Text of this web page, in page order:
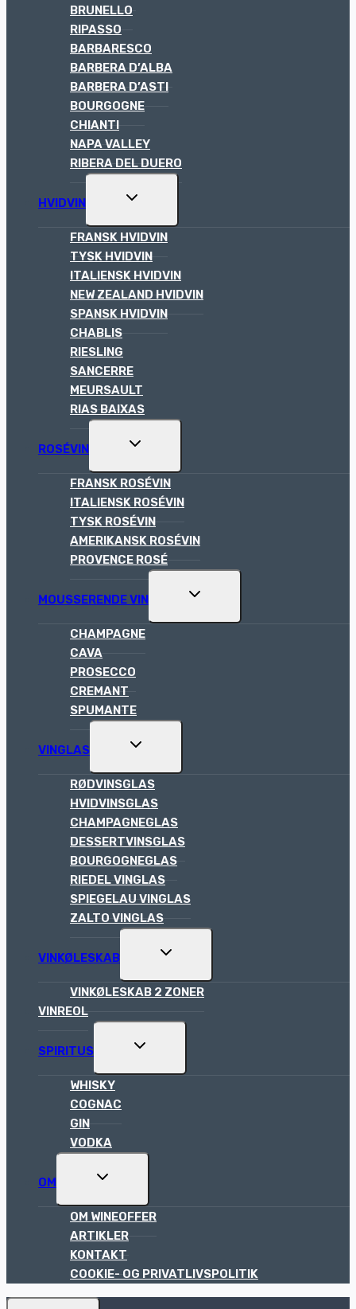
BRUNELLO
RIPASSO
BARBARESCO
BARBERA D’ALBA
BARBERA D’ASTI
BOURGOGNE
CHIANTI
NAPA VALLEY
RIBERA DEL DUERO
HVIDVIN
TOGGLE
MENU
FRANSK HVIDVIN
TYSK HVIDVIN
ITALIENSK HVIDVIN
NEW ZEALAND HVIDVIN
SPANSK HVIDVIN
CHABLIS
RIESLING
SANCERRE
MEURSAULT
RIAS BAIXAS
ROSÉVIN
TOGGLE
MENU
FRANSK ROSÉVIN
ITALIENSK ROSÉVIN
TYSK ROSÉVIN
AMERIKANSK ROSÉVIN
PROVENCE ROSÉ
MOUSSERENDE VIN
TOGGLE
MENU
CHAMPAGNE
CAVA
PROSECCO
CREMANT
SPUMANTE
VINGLAS
TOGGLE
MENU
RØDVINSGLAS
HVIDVINSGLAS
CHAMPAGNEGLAS
DESSERTVINSGLAS
BOURGOGNEGLAS
RIEDEL VINGLAS
SPIEGELAU VINGLAS
ZALTO VINGLAS
VINKØLESKAB
TOGGLE
MENU
VINKØLESKAB 2 ZONER
VINREOL
SPIRITUS
TOGGLE
MENU
WHISKY
COGNAC
GIN
VODKA
OM
TOGGLE
MENU
OM WINEOFFER
ARTIKLER
KONTAKT
COOKIE- OG PRIVATLIVSPOLITIK